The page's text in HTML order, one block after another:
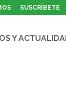
SUSCRÍBETE
Y